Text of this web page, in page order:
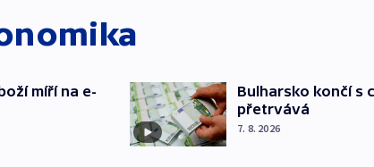
míří na e-
Bulharsko končí s
přetrvává
7. 8. 2026